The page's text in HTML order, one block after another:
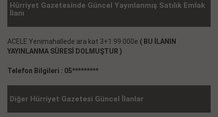
Hürriyet Gazetesinde Güncel Yayınlanmış Satılık Emlak
İlanı
ACELE Yenimahallede ara kat 3+1 99.000e ( BU İLANIN
YAYINLANMA SÜRESİ DOLMUŞTUR )
Telefon Bilgileri : 05*********
Diğer Hürriyet Gazetesi Güncel İlanlar